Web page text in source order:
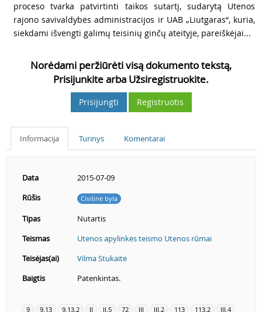
proceso tvarka patvirtinti taikos sutartį, sudarytą Utenos
rajono savivaldybės administracijos ir UAB „Liutgaras“, kuria,
siekdami išvengti galimų teisinių ginčų ateityje, pareiškėjai...
Norėdami peržiūrėti visą dokumento tekstą,
Prisijunkite arba Užsiregistruokite.
Prisijungti Registruotis
Informacija Turinys Komentarai
Data
2015-07-09
Rūšis
Civilinė byla
Tipas
Nutartis
Teismas
Utenos apylinkės teismo Utenos rūmai
Teisėjas(ai)
Vilma Stukaitė
Baigtis
Patenkintas.
9 9.13 9.13.2 II II.5 72 III III.2 113 113.2 III.4